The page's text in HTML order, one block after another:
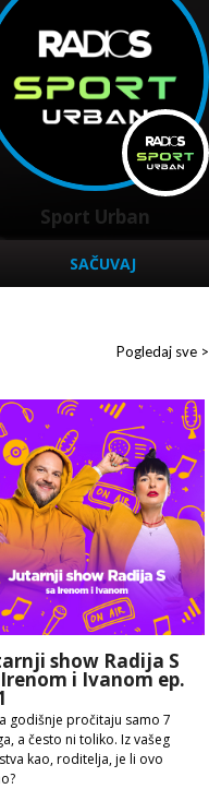
Sport Urban
SAČUVAJ
Pogledaj sve >
show Radija S
i Ivanom ep.
godišnje pročitaju samo 7
a često ni toliko. Iz vašeg
kao, roditelja, je li ovo